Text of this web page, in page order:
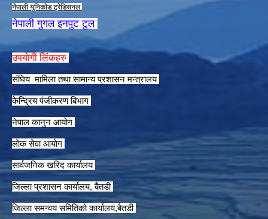
नेपाली युनिकाेड ट्रेडिसनल
नेपाली गुगल इनपुट टुल
उपयाेगी लिंकहरु
संघिय मामिला तथा सामान्य प्रशासन मन्त्रालय
केन्द्रिय पंजीकरण बिभाग
नेपाल कानुन आयाेग
लाेक सेवा आयाेग
सार्वजनिक खरिद कार्यालय
जिल्ला प्रशासन कार्यालय, बैतडी
जिल्ला समन्वय समितिको कार्यालय,बैतडी